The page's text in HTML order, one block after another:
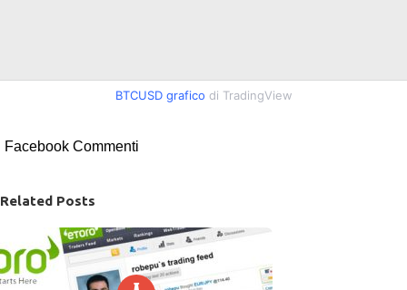
BTCUSD grafico di TradingView
Facebook Commenti
Related Posts